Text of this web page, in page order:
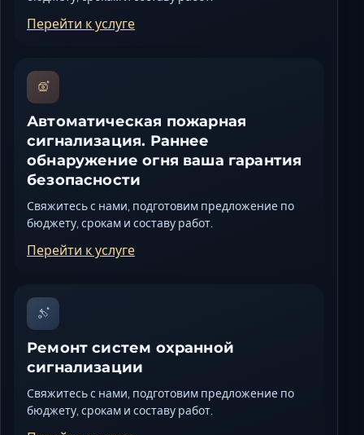
Перейти к услуге
Автоматическая пожарная
сигнализация. Раннее
обнаружение огня ваша гарантия
безопасности
Свяжитесь с нами, подготовим предложение по
бюджету, срокам и составу работ.
Перейти к услуге
Ремонт систем охранной
сигнализации
Свяжитесь с нами, подготовим предложение по
бюджету, срокам и составу работ.